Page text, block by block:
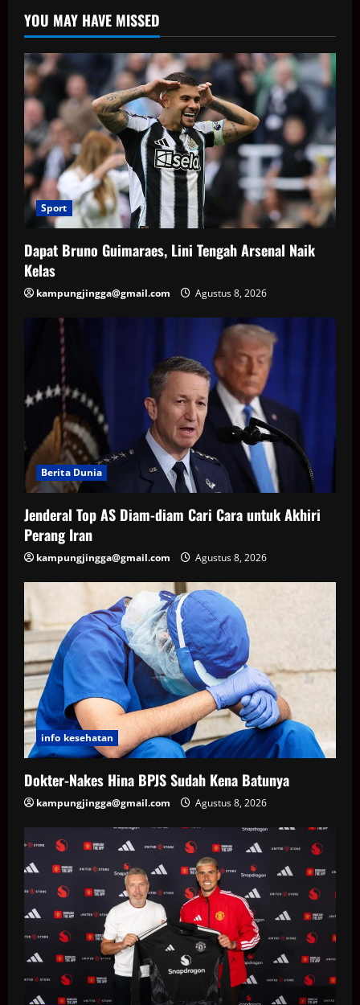
YOU MAY HAVE MISSED
Sport
Dapat Bruno Guimaraes, Lini Tengah Arsenal Naik
Kelas
kampungjingga@gmail.com Agustus 8, 2026
Berita Dunia
Jenderal Top AS Diam-diam Cari Cara untuk Akhiri
Perang Iran
kampungjingga@gmail.com Agustus 8, 2026
info kesehatan
Dokter-Nakes Hina BPJS Sudah Kena Batunya
kampungjingga@gmail.com Agustus 8, 2026